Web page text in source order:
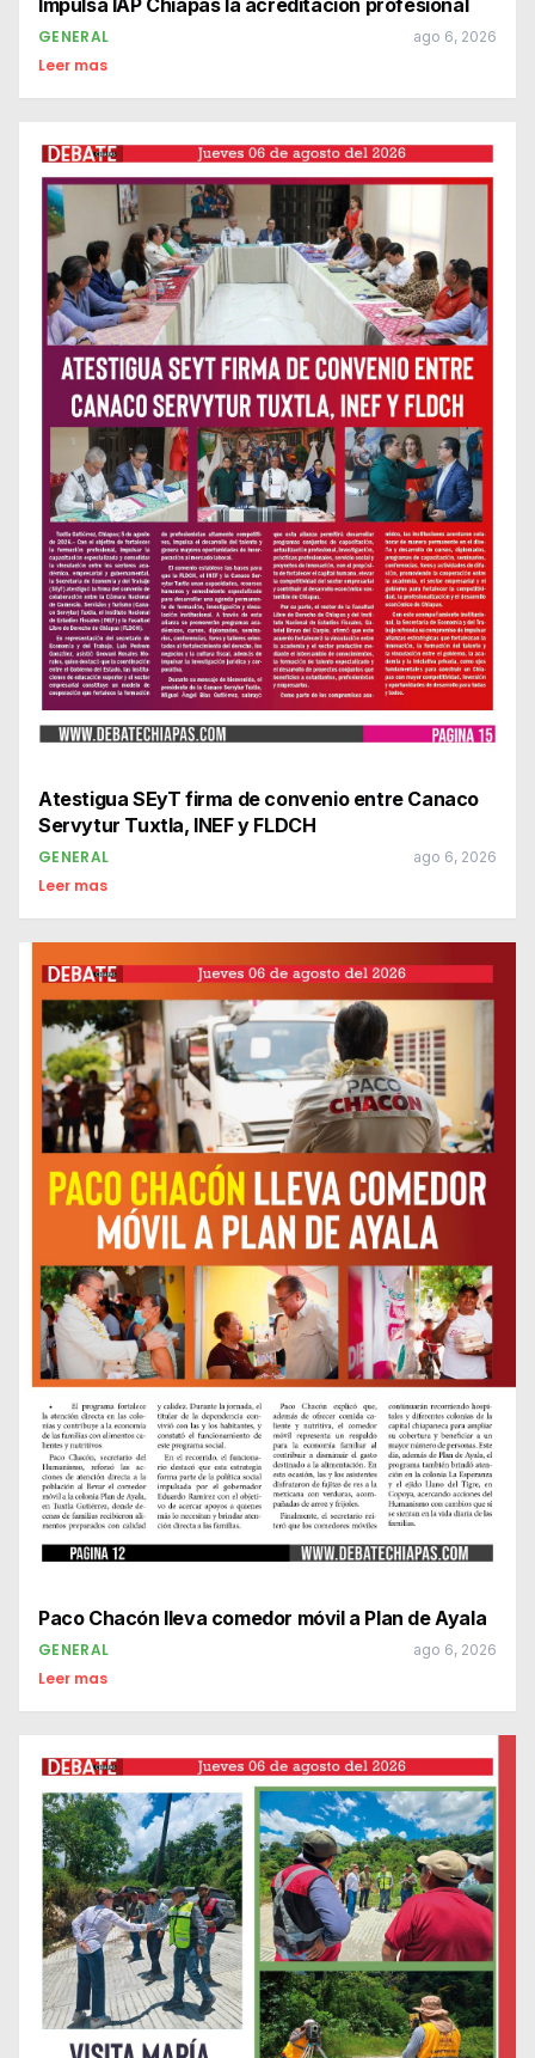
Impulsa IAP Chiapas la acreditación profesional
GENERAL ago 6, 2026
Leer mas
Atestigua SEyT firma de convenio entre Canaco
Servytur Tuxtla, INEF y FLDCH
GENERAL ago 6, 2026
Leer mas
Paco Chacón lleva comedor móvil a Plan de Ayala
GENERAL ago 6, 2026
Leer mas